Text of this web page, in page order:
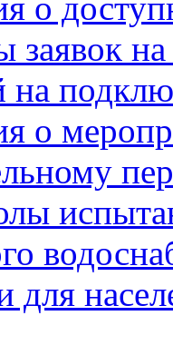
заявок
на
о
для